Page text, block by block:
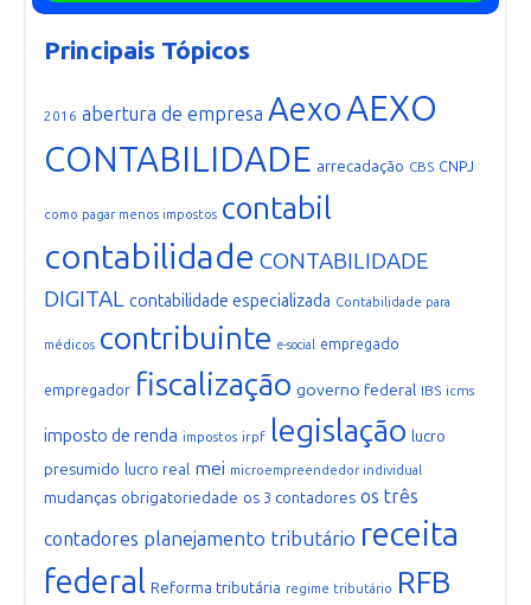
Principais Tópicos
2016 abertura de empresa AexoAEXO
CONTABILIDADE arrecadação CBS CNPJ
como pagar menos impostos contabil
contabilidade CONTABILIDADE
DIGITAL contabilidade especializada Contabilidade para
médicos contribuinte e-social empregado
empregador fiscalização governo federal IBS icms
imposto de renda impostos irpf legislação lucro
presumido lucro real mei microempreendedor individual
mudanças obrigatoriedade os 3 contadores os três
contadores planejamento tributário receita
federal Reforma tributária regime tributário RFB